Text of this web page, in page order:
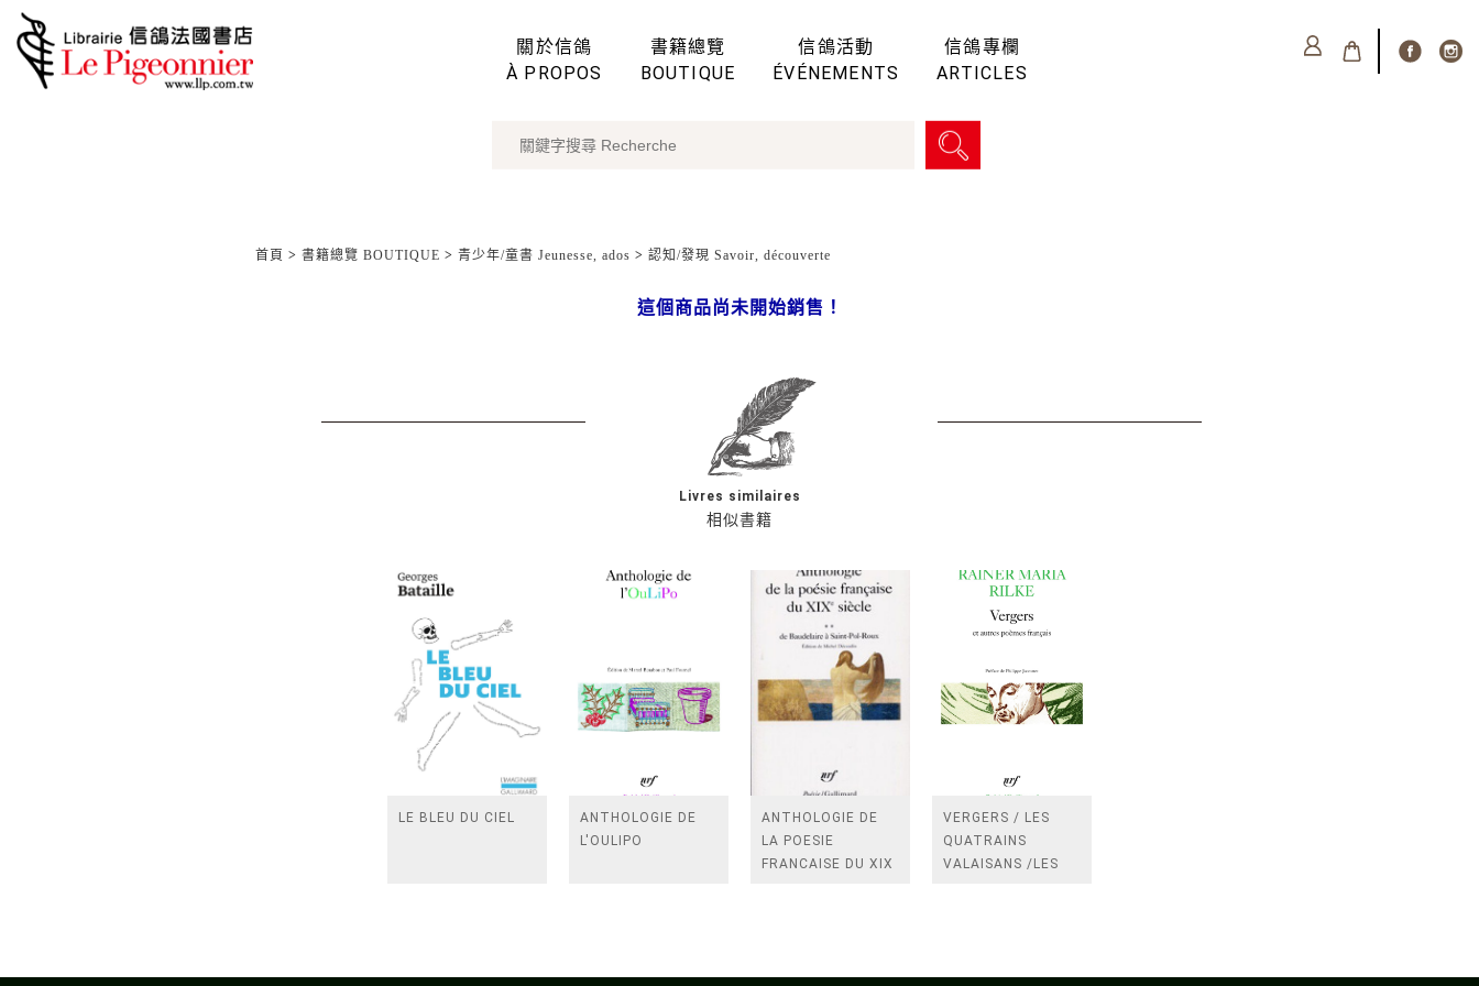
關於信鴿
À PROPOS
書籍總覽
BOUTIQUE
信鴿活動
ÉVÉNEMENTS
信鴿專欄
ARTICLES
首頁 > 書籍總覽 BOUTIQUE > 青少年/童書 Jeunesse, ados > 認知/發現 Savoir, découverte
這個商品尚未開始銷售！
相似書籍
Livres similaires
LE BLEU DU CIEL
ANTHOLOGIE DE
L'OULIPO
ANTHOLOGIE DE
LA POESIE
FRANCAISE DU XIX
VERGERS / LES
QUATRAINS
VALAISANS /LES